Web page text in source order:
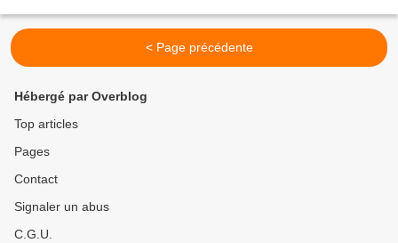
< Page précédente
Hébergé par Overblog
Top articles
Pages
Contact
Signaler un abus
C.G.U.